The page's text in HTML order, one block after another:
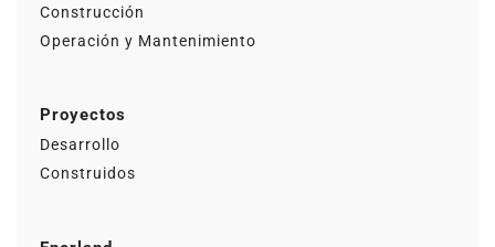
Construcción
Operación y Mantenimiento
Proyectos
Desarrollo
Construidos